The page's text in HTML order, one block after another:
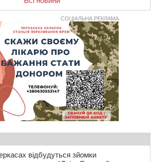
пропонують для приватизації
об’єкт у центрі міста
стажу для пенсії: як його докупити та що
виявили низку недоліків у гуртожитку, де
ВПО
П'ЯТНИЦЯ
врятували рідкісного чорного грифа
до кінця року
суд припинив право оренди земельних
СОЦІАЛЬНА РЕКЛАМА
відбудуться зйомки